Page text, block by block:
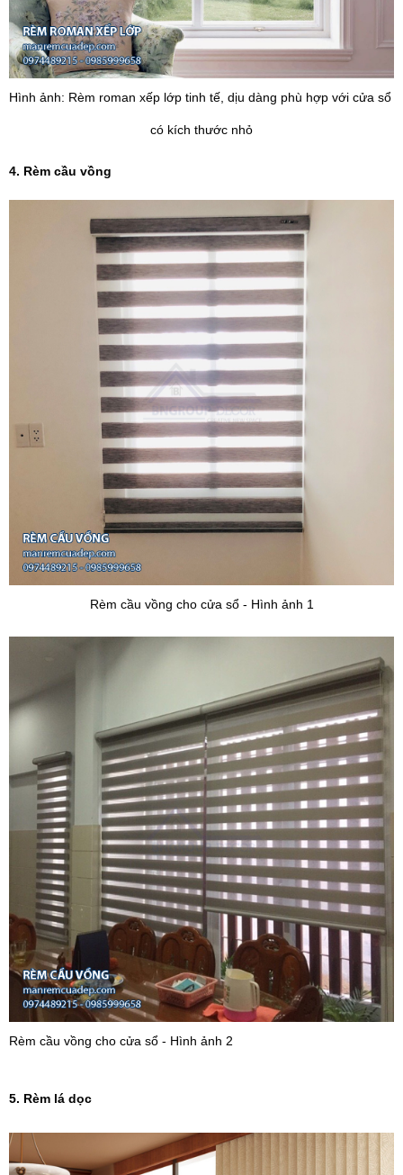
Hình ảnh: Rèm roman xếp lớp tinh tế, dịu dàng phù hợp với cửa sổ
có kích thước nhỏ
4. Rèm cầu vồng
Rèm cầu vồng cho cửa sổ - Hình ảnh 1
Rèm cầu vồng cho cửa sổ - Hình ảnh 2
5. Rèm lá dọc